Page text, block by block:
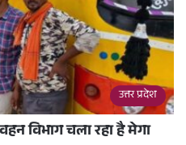
उत्तर प्रदेश
विभाग चला रहा है मेगा